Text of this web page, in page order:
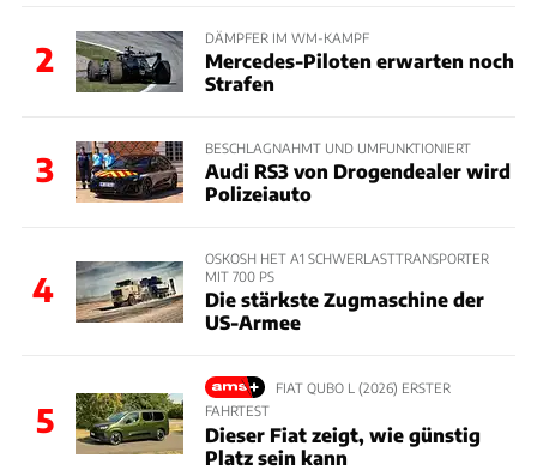
2
DÄMPFER IM WM-KAMPF
Mercedes-Piloten erwarten noch
Strafen
3
BESCHLAGNAHMT UND UMFUNKTIONIERT
Audi RS3 von Drogendealer wird
Polizeiauto
4
OSKOSH HET A1 SCHWERLASTTRANSPORTER
MIT 700 PS
Die stärkste Zugmaschine der
US-Armee
5
FIAT QUBO L (2026) ERSTER
FAHRTEST
Dieser Fiat zeigt, wie günstig
Platz sein kann